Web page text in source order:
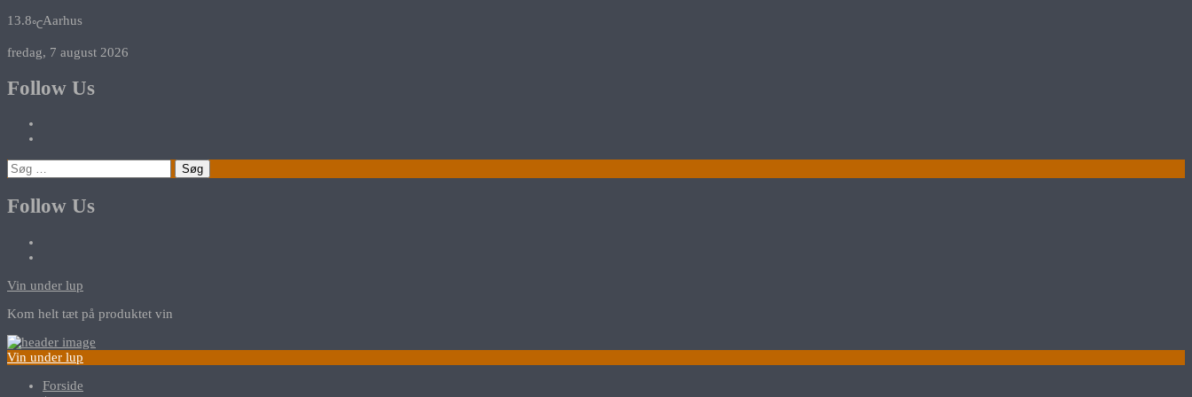
13.8℃Aarhus
fredag, 7 august 2026
Follow Us
Søg
efter:
Follow Us
Vin under lup
Kom helt tæt på produktet vin
Vin under lup
Forside